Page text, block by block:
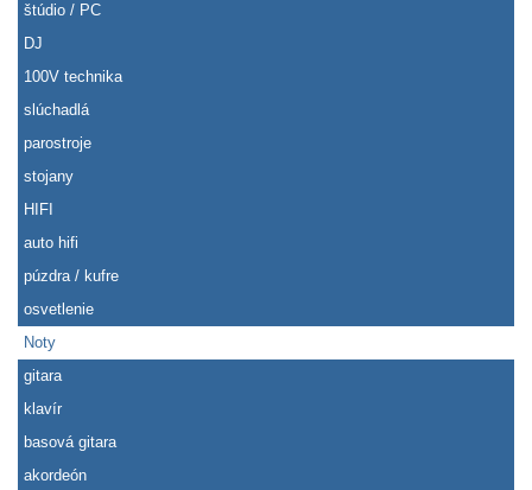
štúdio / PC
DJ
100V technika
slúchadlá
parostroje
stojany
HIFI
auto hifi
púzdra / kufre
osvetlenie
Noty
gitara
klavír
basová gitara
akordeón